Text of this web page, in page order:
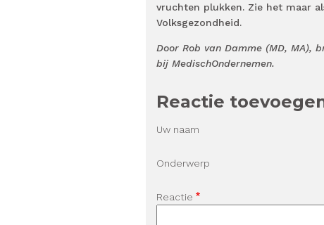
vruchten plukken. Zie het maar
Volksgezondheid.
Door Rob van Damme (MD, MA),
bij MedischOndernemen.
Reactie
Uw naam
Onderwerp
Reactie